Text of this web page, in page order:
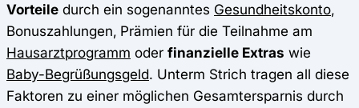
Vorteile durch ein sogenanntes Gesundheitskonto,
Bonuszahlungen, Prämien für die Teilnahme am
Hausarztprogramm oder finanzielle Extras wie
Baby-Begrüßungsgeld. Unterm Strich tragen all diese
Faktoren zu einer möglichen Gesamtersparnis durch